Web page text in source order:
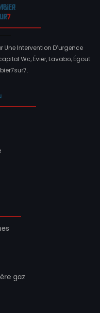
Intervention D’urgence
Wc, Évier, Lavabo, Égout
gaz